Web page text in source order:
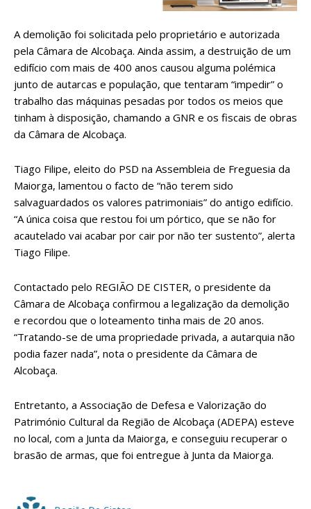
A demolição foi solicitada pelo proprietário e autorizada
pela Câmara de Alcobaça. Ainda assim, a destruição de um
edifício com mais de 400 anos causou alguma polémica
junto de autarcas e população, que tentaram “impedir” o
trabalho das máquinas pesadas por todos os meios que
tinham à disposição, chamando a GNR e os fiscais de obras
da Câmara de Alcobaça.
Tiago Filipe, eleito do PSD na Assembleia de Freguesia da
Maiorga, lamentou o facto de “não terem sido
salvaguardados os valores patrimoniais” do antigo edifício.
“A única coisa que restou foi um pórtico, que se não for
acautelado vai acabar por cair por não ter sustento”, alerta
Tiago Filipe.
Contactado pelo REGIÃO DE CISTER, o presidente da
Câmara de Alcobaça confirmou a legalização da demolição
e recordou que o loteamento tinha mais de 20 anos.
“Tratando-se de uma propriedade privada, a autarquia não
podia fazer nada”, nota o presidente da Câmara de
Alcobaça.
Entretanto, a Associação de Defesa e Valorização do
Património Cultural da Região de Alcobaça (ADEPA) esteve
no local, com a Junta da Maiorga, e conseguiu recuperar o
brasão de armas, que foi entregue à Junta da Maiorga.